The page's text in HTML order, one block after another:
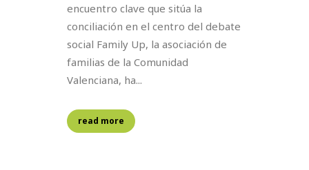
encuentro clave que sitúa la
conciliación en el centro del debate
social Family Up, la asociación de
familias de la Comunidad
Valenciana, ha...
read more